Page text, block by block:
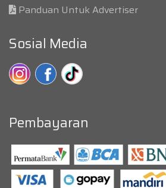
Panduan Untuk Advertiser
Sosial Media
Pembayaran